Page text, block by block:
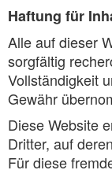
Haftung für
Alle auf dieser
sorgfältig
Vollständigkeit
Gewähr
Diese Website
Dritter, auf
Für diese